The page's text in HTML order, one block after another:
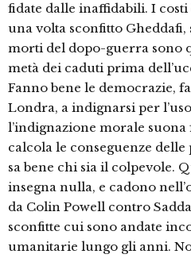
fidate dalle inaffidabili. I
una volta sconfitto
morti del dopo-guerra sono
metà dei caduti prima
Fanno bene le democrazie,
Londra, a indignarsi per
l’indignazione morale
calcola le conseguenze
sa bene chi sia il colpevole.
insegna nulla, e cadono
da Colin Powell contro
sconfitte cui sono andate
umanitarie lungo gli anni.